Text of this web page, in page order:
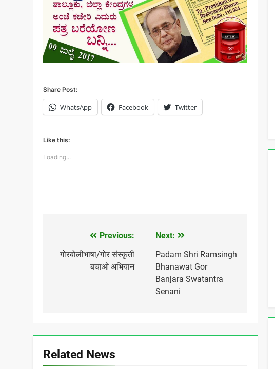
Share Post:
WhatsApp Facebook Twitter
Like this:
Loading...
navigation
Previous:
गोरबोलीभाषा/गोर संस्कृती
बचाओ अभियान
Next:
Padam Shri Ramsingh
Bhanawat Gor
Banjara Swatantra
Senani
Related News